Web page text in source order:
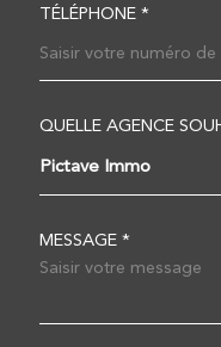
TÉLÉPHONE *
QUELLE AGENCE
Pictave Immo
MESSAGE *